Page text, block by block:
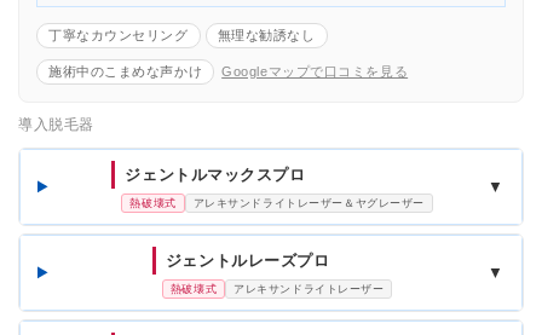
丁寧なカウンセリング 無理な勧誘なし
施術中のこまめな声かけ Googleマップで口コミを見る
導入脱毛器
ジェントルマックスプロ
熱破壊式 アレキサンドライトレーザー＆ヤグレーザー
▼
ジェントルレーズプロ
熱破壊式 アレキサンドライトレーザー
▼